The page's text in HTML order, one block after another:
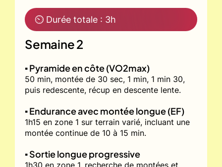
⏲ Durée totale : 3h
Semaine 2
▪️ Pyramide en côte (VO2max)
50 min, montée de 30 sec, 1 min, 1 min 30,
puis redescente, récup en descente lente.
▪️ Endurance avec montée longue (EF)
1h15 en zone 1 sur terrain varié, incluant une
montée continue de 10 à 15 min.
▪️ Sortie longue progressive
1h30 en zone 1, recherche de montées et